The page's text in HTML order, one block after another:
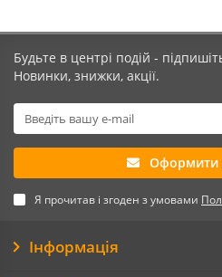
Будьте в центрі подій -
Новинки, знижки, акції.
Оформити
Я прочитав і згоден з умовами
Інформація